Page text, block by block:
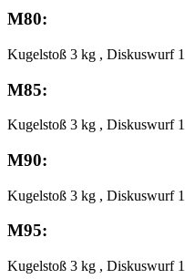
M80:
Kugelstoß 3 kg , Diskuswurf
M85:
Kugelstoß 3 kg , Diskuswurf
M90:
Kugelstoß 3 kg , Diskuswurf
M95:
Kugelstoß 3 kg , Diskuswurf